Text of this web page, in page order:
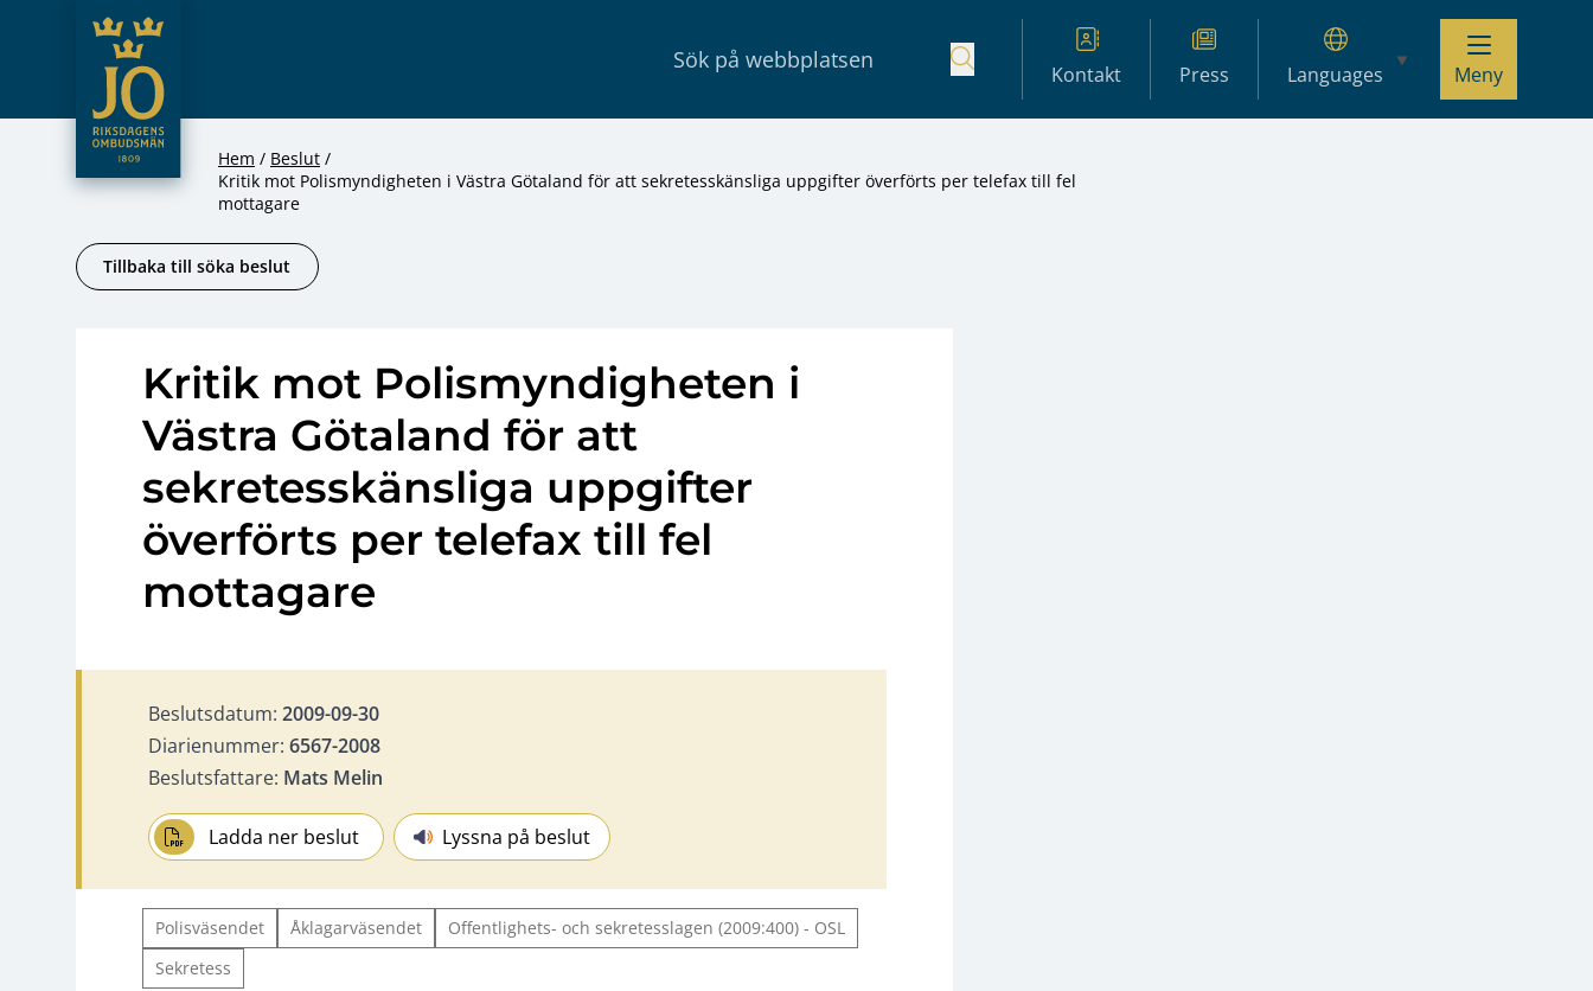
Hoppa till innehåll
JO – Riksdagens Ombudsmän
Kontakt Press Languages Meny
Hem
Beslut
Kritik mot Polismyndigheten i Västra Götaland för att sekretesskänsliga uppgifter överförts per telefax till fel
mottagare
Tillbaka till söka beslut
Kritik mot Polismyndigheten i
Västra Götaland för att
sekretesskänsliga uppgifter
överförts per telefax till fel
mottagare
Beslutsdatum: 2009-09-30
Diarienummer: 6567-2008
Beslutsfattare: Mats Melin
Ladda ner beslut Lyssna på beslut
Polisväsendet Åklagarväsendet
Offentlighets- och sekretesslagen (2009:400) - OSL
Sekretess